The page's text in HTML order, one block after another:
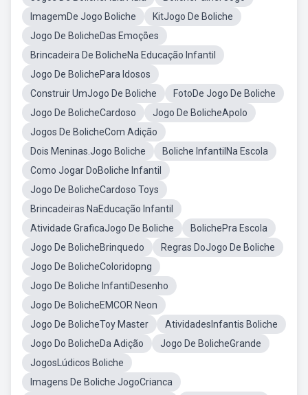
ImagemDe Jogo Boliche
KitJogo De Boliche
Jogo De BolicheDas Emoções
Brincadeira De BolicheNa Educação Infantil
Jogo De BolichePara Idosos
Construir UmJogo De Boliche
FotoDe Jogo De Boliche
Jogo De BolicheCardoso
Jogo De BolicheApolo
Jogos De BolicheCom Adição
Dois Meninas.Jogo Boliche
Boliche InfantilNa Escola
Como Jogar DoBoliche Infantil
Jogo De BolicheCardoso Toys
Brincadeiras NaEducação Infantil
Atividade GraficaJogo De Boliche
BolichePra Escola
Jogo De BolicheBrinquedo
Regras DoJogo De Boliche
Jogo De BolicheColoridopng
Jogo De Boliche InfantiDesenho
Jogo De BolicheEMCOR Neon
Jogo De BolicheToy Master
AtividadesInfantis Boliche
Jogo Do BolicheDa Adição
Jogo De BolicheGrande
JogosLúdicos Boliche
Imagens De Boliche JogoCrianca